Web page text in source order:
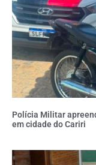
Polícia Militar
em cidade do Cariri